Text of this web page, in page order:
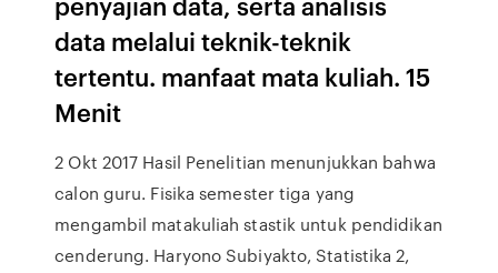
data melalui teknik-teknik
tertentu. manfaat mata kuliah. 15
Menit
2 Okt 2017 Hasil Penelitian menunjukkan bahwa
calon guru. Fisika semester tiga yang
mengambil matakuliah stastik untuk pendidikan
cenderung. Haryono Subiyakto, Statistika 2,